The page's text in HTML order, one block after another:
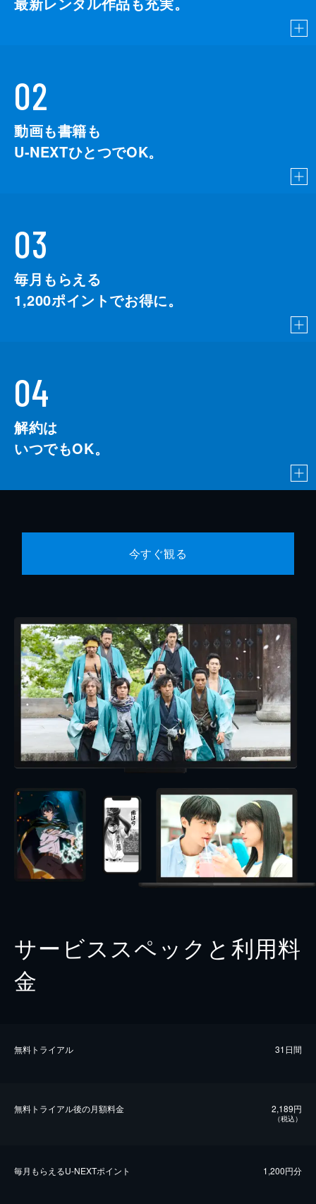
02
動画も書籍も
U-NEXTひとつでOK。
03
毎月もらえる
1,200ポイントでお得に。
04
解約は
いつでもOK。
今すぐ観る
サービススペックと利用料
金
無料トライアル 31日間
無料トライアル後の⽉額料金 2,189円
（税込）
毎⽉もらえるU-NEXTポイント 1,200円分